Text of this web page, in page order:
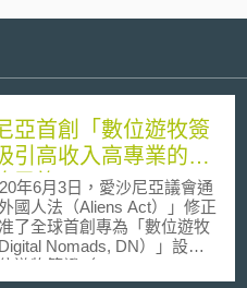
亞首創「數位遊牧簽
引高收入高專業的數
民族
6月3日，愛沙尼亞議會通
國人法（Aliens Act）」修正
了全球首創專為「數位遊牧
Nomads, DN）」設計
遊牧簽證（Digital Nomad